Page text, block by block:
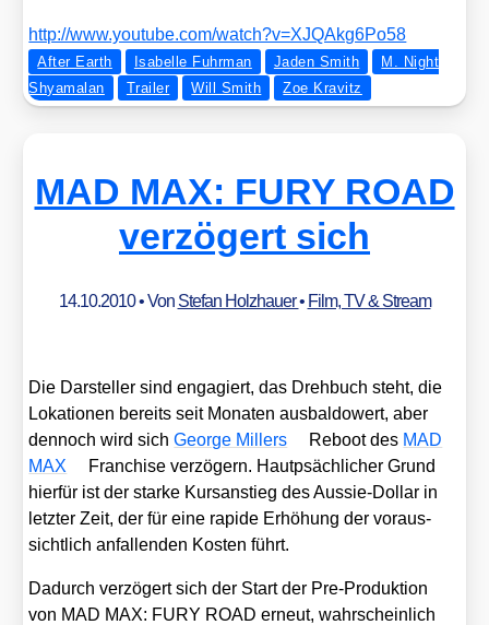
http://​www​.you​tube​.com/​w​a​t​c​h​?​v​=​X​J​Q​A​k​g​6​P​o58
After Earth Isabelle Fuhrman Jaden Smith
M. Night
Shyamalan
Trailer Will Smith Zoe Kravitz
MAD MAX: FURY ROAD
verzögert sich
14.10.2010• Von Stefan Holzhauer• Film, TV & Stream
Die Dar­stel­ler sind enga­giert, das Dreh­buch steht, die
Loka­tio­nen bereits seit Mona­ten aus­bal­do­wert, aber
den­noch wird sichGeor­ge Mil­lers Reboot des MAD
MAX
Fran­chise ver­zö­gern. Haut­psäch­li­cher Grund
hier­für ist der star­ke Kurs­an­stieg des Aus­sie-Dol­lar in
letz­ter Zeit, der für eine rapi­de Erhö­hung der vor­aus­
sicht­lich anfal­len­den Kos­ten führt.
Dadurch ver­zö­gert sich der Start der Pre-Pro­duk­ti­on
von MAD MAX: FURY ROAD erneut, wahr­schein­lich